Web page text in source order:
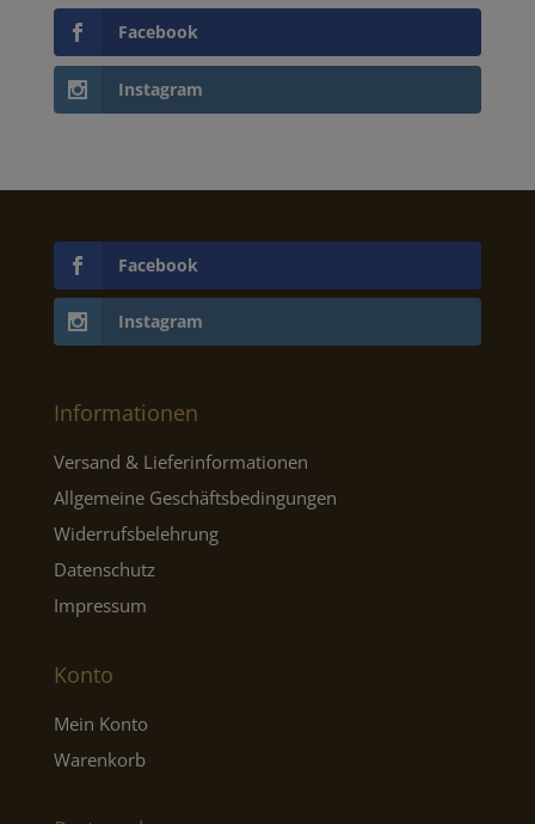
Facebook
Instagram
Facebook
Instagram
Informationen
Versand & Lieferinformationen
Allgemeine Geschäftsbedingungen
Widerrufsbelehrung
Datenschutz
Impressum
Konto
Mein Konto
Warenkorb